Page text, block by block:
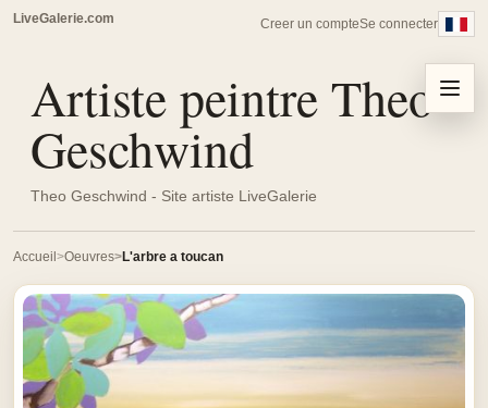
LiveGalerie.com Creer un compteSe connecter
Artiste peintre Theo
Geschwind
Theo Geschwind - Site artiste LiveGalerie
Menu
Accueil Oeuvres L'arbre a toucan